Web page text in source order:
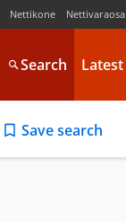
Nettikone Nettivaraosa
Search Latest
Save search